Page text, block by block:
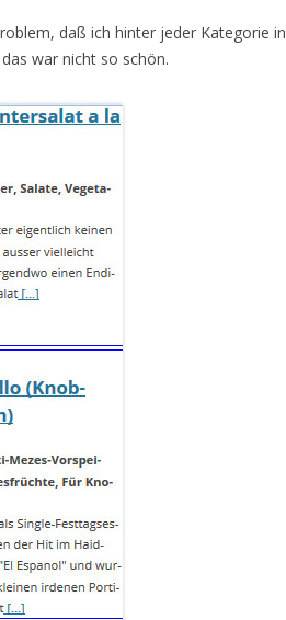
daß ich hinter jeder Kategorie in
war nicht so schön.